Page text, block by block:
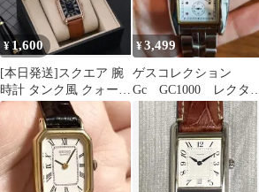
¥1,600
[本日発送]スクエア 腕
時計 タンク風 クォーツ
ブラックブラウン
¥3,499
ゲスコレクション
Gc GC1000 レクタン
ギュラー スクエア